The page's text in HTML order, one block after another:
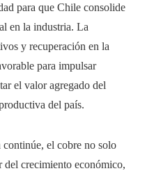
para que Chile consolide
en la industria. La
y recuperación en la
para impulsar
el valor agregado del
del país.
continúe, el cobre no solo
crecimiento económico,